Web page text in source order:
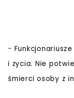
-
i życia. Nie
śmierci osoby z